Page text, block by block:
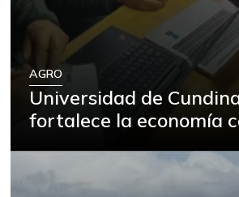
AGRO
Universidad de
fortalece la economía